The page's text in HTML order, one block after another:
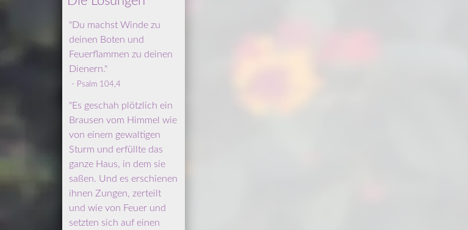
"Du machst Winde zu
deinen Boten und
Feuerflammen zu deinen
Dienern."
- Psalm 104,4
"Es geschah plötzlich ein
Brausen vom Himmel wie
von einem gewaltigen
Sturm und erfüllte das
ganze Haus, in dem sie
saßen. Und es erschienen
ihnen Zungen, zerteilt
und wie von Feuer und
setzten sich auf einen